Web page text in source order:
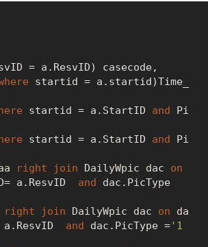
= a.ResvID) casecode,
startid = a.startid)Time_
startid = a.StartID and Pi
startid = a.StartID and Pi
right join DailyWpic dac on
= a.ResvID and
dac.PicType
right join DailyWpic dac on da
and dac.PicType ='1